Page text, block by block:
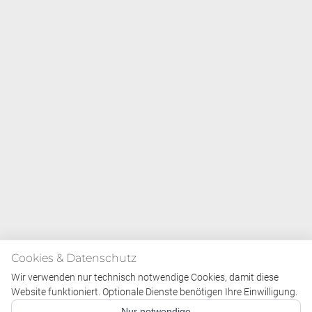
Cookies & Datenschutz
Wir verwenden nur technisch notwendige Cookies, damit diese
Website funktioniert. Optionale Dienste benötigen Ihre Einwilligung.